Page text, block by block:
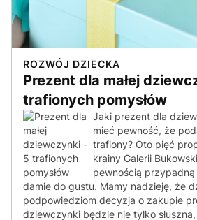
ROZWÓJ DZIECKA
Prezent dla małej
trafionych pomysłów
Jaki prezent dla
mieć pewność, że
trafiony? Oto pięć
krainy Galerii
pewnością przypadną
damie do gustu. Mamy nadzieję, że
podpowiedziom decyzja o zakupie
dziewczynki będzie nie tylko